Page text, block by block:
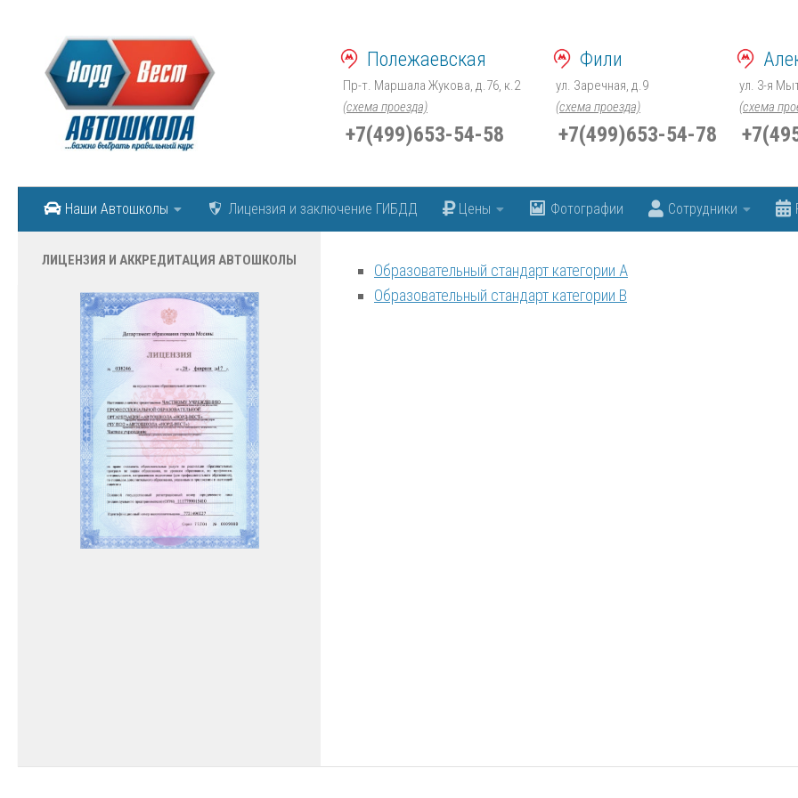
Полежаевская
Пр-т. Маршала Жукова, д.76, к.2
(схема проезда)
+7(499)653-54-58
Фили
ул. Заречная, д.9
(схема проезда)
+7(499)653-54-78
ул. 3-я
(схема
Наши Автошколы Лицензия и заключение ГИБДД Цены Фотографии Cотрудники
Образовательный стандарт категории A
Образовательный стандарт категории B
ЛИЦЕНЗИЯ И АККРЕДИТАЦИЯ АВТОШКОЛЫ